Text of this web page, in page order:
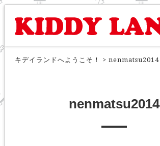
キデイランドへようこそ！ > nenmatsu2014
nenmatsu2014